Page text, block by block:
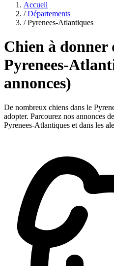
Accueil
/ Départements
/ Pyrenees-Atlantiques
Chien à donner
Pyrenees-
annonces)
De nombreux chiens dans le
adopter. Parcourez nos annonces
Pyrenees-Atlantiques et dans les